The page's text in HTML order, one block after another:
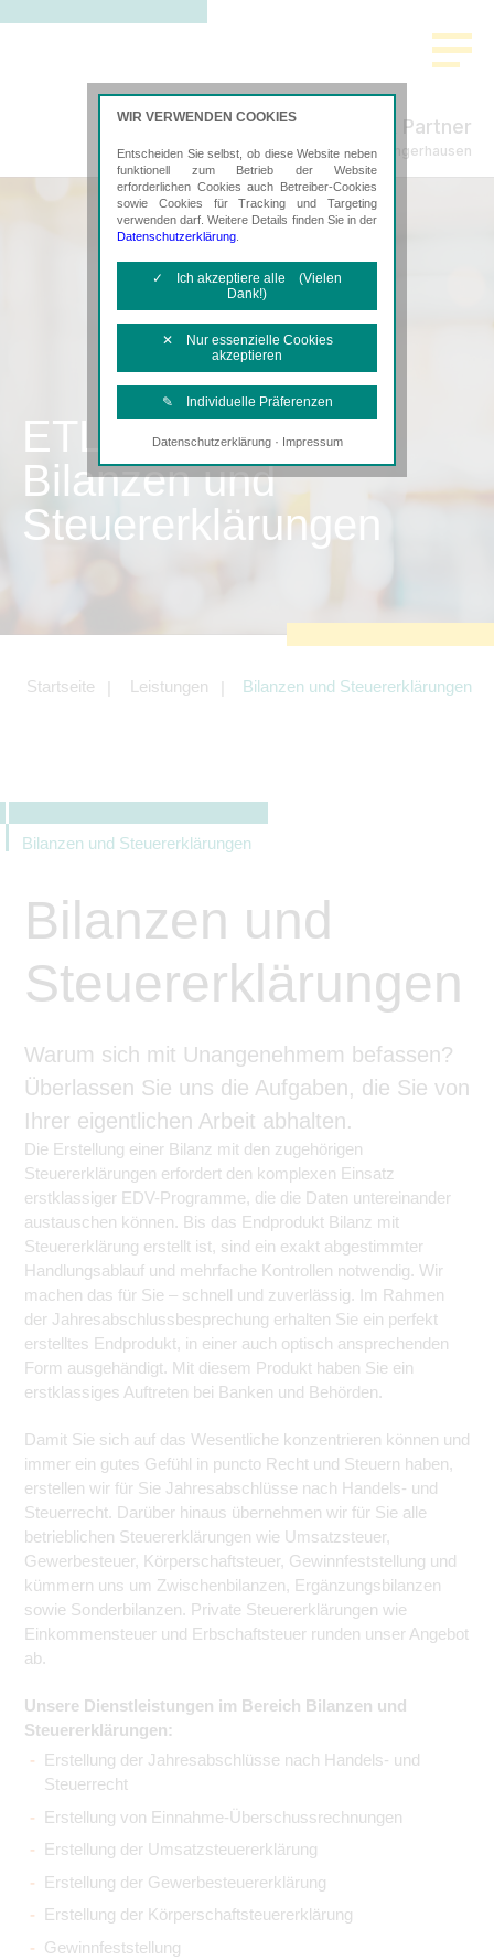
Fuchs & Partner
Steuerberatung in Sangerhausen
ETL
Bilanzen und
Steuererklärungen
Startseite Leistungen Bilanzen und Steuererklärungen
Bilanzen und Steuererklärungen
Bilanzen und
Steuererklärungen
Warum sich mit Unangenehmem befassen?
Überlassen Sie uns die Aufgaben, die Sie von
Ihrer eigentlichen Arbeit abhalten.
Die Erstellung einer Bilanz mit den zugehörigen
Steuererklärungen erfordert den komplexen Einsatz
erstklassiger EDV-Programme, die die Daten untereinander
austauschen können. Bis das Endprodukt Bilanz mit
Steuererklärung erstellt ist, sind ein exakt abgestimmter
Handlungsablauf und mehrfache Kontrollen notwendig. Wir
machen das für Sie – schnell und zuverlässig. Im Rahmen
der Jahresabschlussbesprechung erhalten Sie ein perfekt
erstelltes Endprodukt, in einer auch optisch ansprechenden
Form ausgehändigt. Mit diesem Produkt haben Sie ein
erstklassiges Auftreten bei Banken und Behörden.
Damit Sie sich auf das Wesentliche konzentrieren können und
immer ein gutes Gefühl in puncto Recht und Steuern haben,
erstellen wir für Sie Jahresabschlüsse nach Handels- und
Steuerrecht. Darüber hinaus übernehmen wir für Sie alle
betrieblichen Steuererklärungen wie Umsatzsteuer,
Gewerbesteuer, Körperschaftsteuer, Gewinnfeststellung und
kümmern uns um Zwischenbilanzen, Ergänzungsbilanzen
sowie Sonderbilanzen. Private Steuererklärungen wie
Einkommensteuer und Erbschaftsteuer runden unser Angebot
ab.
Unsere Dienstleistungen im Bereich Bilanzen und
Steuererklärungen:
Erstellung der Jahresabschlüsse nach Handels- und
Steuerrecht
Erstellung von Einnahme-Überschussrechnungen
Erstellung der Umsatzsteuererklärung
Erstellung der Gewerbesteuererklärung
Erstellung der Körperschaftsteuererklärung
Gewinnfeststellung
WIR VERWENDEN COOKIES
Entscheiden Sie selbst, ob diese Website neben
funktionell zum Betrieb der Website
erforderlichen Cookies auch Betreiber-Cookies
sowie Cookies für Tracking und Targeting
verwenden darf. Weitere Details finden Sie in der
Datenschutzerklärung
✓ Ich akzeptiere alle (Vielen
Dank!)
✕ Nur essenzielle Cookies
akzeptieren
✎ Individuelle Präferenzen
Notwendige Cookies
Diese Cookies sind erforderlich, um die
grundlegende Funktionalität der Website
Tracking- und Targeting-Cookies
Angebotes einschließlich der
Angeboten von z.B. Facebook und
LinkedIn.
können.
Datenschutzerklärung· Impressum